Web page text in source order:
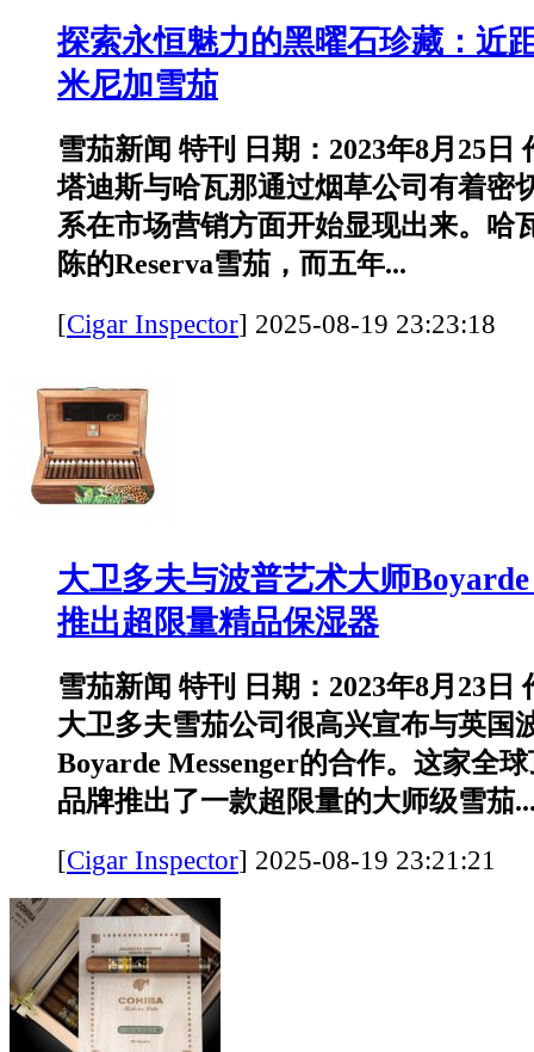
探索永恒魅力的黑曜石珍藏：近
米尼加雪茄
雪茄新闻 特刊 日期：2023年8月25日
塔迪斯与哈瓦那通过烟草公司有着密
系在市场营销方面开始显现出来。哈
陈的Reserva雪茄，而五年...
[Cigar Inspector] 2025-08-19
大卫多夫与波普艺术大师Boyarde
推出超限量精品保湿器
雪茄新闻 特刊 日期：2023年8月23日
大卫多夫雪茄公司很高兴宣布与英国
Boyarde Messenger的合作。这家全
品牌推出了一款超限量的大师级雪茄
[Cigar Inspector] 2025-08-19